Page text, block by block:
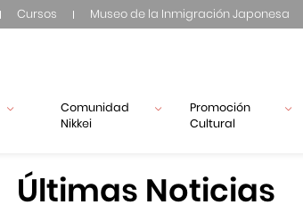
Cursos Museo de la Inmigración Japonesa
Comunidad
Nikkei
Promoción
Cultural
Últimas Noticias